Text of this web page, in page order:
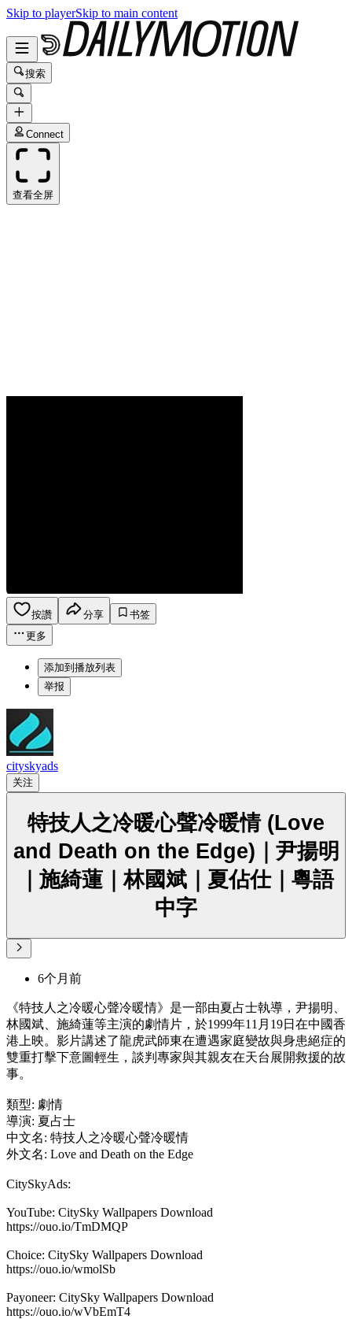
Skip to playerSkip to main content
搜索
Connect
查看全屏
按讚 分享
书签
更多
添加到播放列表
举报
cityskyads
关注
特技人之冷暖心聲冷暖情 (Love
and Death on the Edge)｜尹揚明
｜施綺蓮｜林國斌｜夏佔仕｜粵語
中字
6个月前
《特技人之冷暖心聲冷暖情》是一部由夏占士執導，尹揚明、
林國斌、施綺蓮等主演的劇情片，於1999年11月19日在中國香
港上映。影片講述了龍虎武師東在遭遇家庭變故與身患絕症的
雙重打擊下意圖輕生，談判專家與其親友在天台展開救援的故
事。
類型: 劇情
導演: 夏占士
中文名: 特技人之冷暖心聲冷暖情
外文名: Love and Death on the Edge
CitySkyAds:
YouTube: CitySky Wallpapers Download
https://ouo.io/TmDMQP
Choice: CitySky Wallpapers Download
https://ouo.io/wmolSb
Payoneer: CitySky Wallpapers Download
https://ouo.io/wVbEmT4